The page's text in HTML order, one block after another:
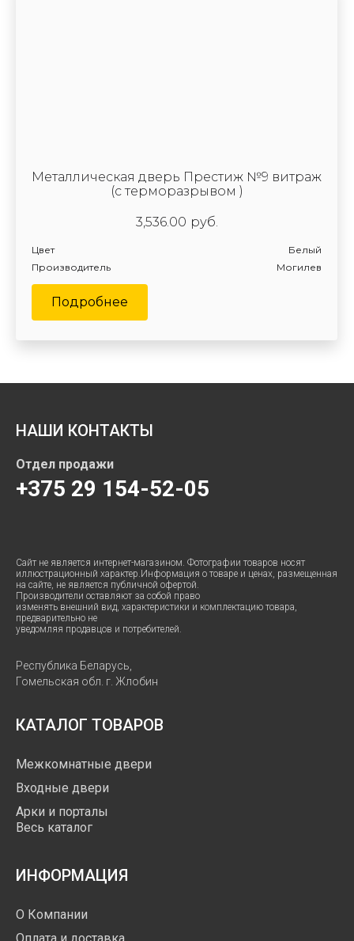
Металлическая дверь Престиж №9 витраж
(с терморазрывом )
руб.
3,536.00
Цвет
Белый
Производитель
Могилев
Подробнее
НАШИ КОНТАКТЫ
Отдел продажи
+375 29 154-52-05
Сайт не является интернет-магазином. Фотографии товаров носят
иллюстрационный характер.Информация о товаре и ценах, размещенная
на сайте, не является публичной офертой.
Производители оставляют за собой право
изменять внешний вид, характеристики и комплектацию товара,
предварительно не
уведомляя продавцов и потребителей.
Республика Беларусь,
Гомельская обл. г. Жлобин
КАТАЛОГ ТОВАРОВ
Межкомнатные двери
Входные двери
Арки и порталы
Весь каталог
ИНФОРМАЦИЯ
О Компании